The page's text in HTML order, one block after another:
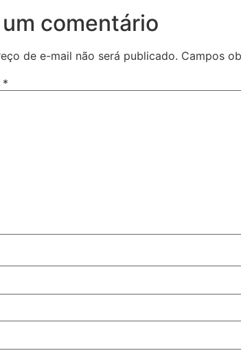
comentário
de e-mail não será publicado. Campos
*